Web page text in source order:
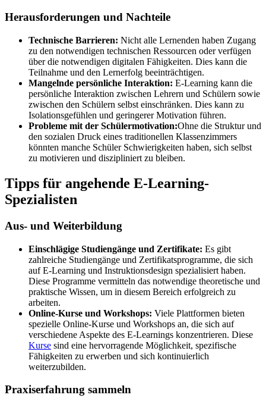
Herausforderungen und Nachteile
Technische Barrieren: Nicht alle Lernenden haben Zugang
zu den notwendigen technischen Ressourcen oder verfügen
über die notwendigen digitalen Fähigkeiten. Dies kann die
Teilnahme und den Lernerfolg beeinträchtigen.
Mangelnde persönliche Interaktion: E-Learning kann die
persönliche Interaktion zwischen Lehrern und Schülern sowie
zwischen den Schülern selbst einschränken. Dies kann zu
Isolationsgefühlen und geringerer Motivation führen.
Probleme mit der Schülermotivation:Ohne die Struktur und
den sozialen Druck eines traditionellen Klassenzimmers
könnten manche Schüler Schwierigkeiten haben, sich selbst
zu motivieren und diszipliniert zu bleiben.
Tipps für angehende E-Learning-
Spezialisten
Aus- und Weiterbildung
Einschlägige Studiengänge und Zertifikate: Es gibt
zahlreiche Studiengänge und Zertifikatsprogramme, die sich
auf E-Learning und Instruktionsdesign spezialisiert haben.
Diese Programme vermitteln das notwendige theoretische und
praktische Wissen, um in diesem Bereich erfolgreich zu
arbeiten.
Online-Kurse und Workshops: Viele Plattformen bieten
spezielle Online-Kurse und Workshops an, die sich auf
verschiedene Aspekte des E-Learnings konzentrieren. Diese
Kurse sind eine hervorragende Möglichkeit, spezifische
Fähigkeiten zu erwerben und sich kontinuierlich
weiterzubilden.
Praxiserfahrung sammeln